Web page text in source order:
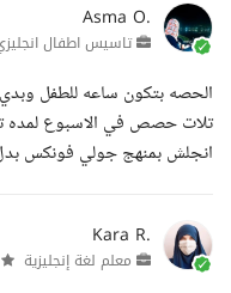
Asma O.
تاسيس اطفال
الحصه بتكون ساعه للطفل
تلات حصص في الاسبوع لمده
انجلش بمنهج جولي فونكس
Kara R.
معلم لغة إنجليزية